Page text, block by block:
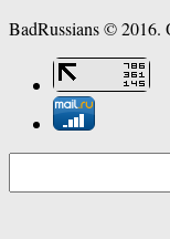
BadRussians © 2016.